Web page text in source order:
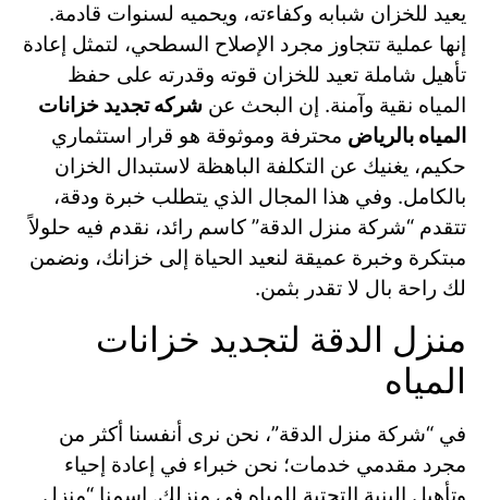
يعيد للخزان شبابه وكفاءته، ويحميه لسنوات قادمة.
إنها عملية تتجاوز مجرد الإصلاح السطحي، لتمثل إعادة
تأهيل شاملة تعيد للخزان قوته وقدرته على حفظ
المياه نقية وآمنة. إن البحث عن شركه تجديد خزانات
المياه بالرياض محترفة وموثوقة هو قرار استثماري
حكيم، يغنيك عن التكلفة الباهظة لاستبدال الخزان
بالكامل. وفي هذا المجال الذي يتطلب خبرة ودقة،
تتقدم “شركة منزل الدقة” كاسم رائد، نقدم فيه حلولاً
مبتكرة وخبرة عميقة لنعيد الحياة إلى خزانك، ونضمن
لك راحة بال لا تقدر بثمن.
منزل الدقة لتجديد خزانات
المياه
في “شركة منزل الدقة”، نحن نرى أنفسنا أكثر من
مجرد مقدمي خدمات؛ نحن خبراء في إعادة إحياء